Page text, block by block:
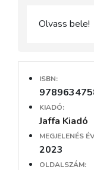
Olvass bele!
ISBN:
KIADÓ:
Jaffa Kiadó
MEGJELENÉS
2023
OLDALSZÁM: